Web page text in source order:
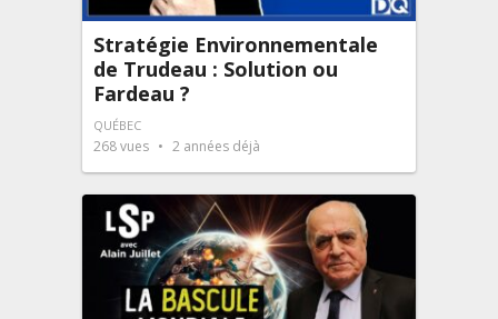
Stratégie Environnementale
de Trudeau : Solution ou
Fardeau ?
QUÉBEC
268vues 2 années déjà